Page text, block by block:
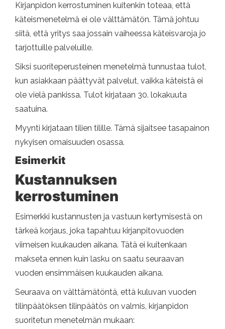
Kirjanpidon kerrostuminen kuitenkin toteaa, että
käteismenetelmä ei ole välttämätön. Tämä johtuu
siitä, että yritys saa jossain vaiheessa käteisvaroja jo
tarjottuille palveluille.
Siksi suoriteperusteinen menetelmä tunnustaa tulot,
kun asiakkaan päättyvät palvelut, vaikka käteistä ei
ole vielä pankissa. Tulot kirjataan 30. lokakuuta
saatuina.
Myynti kirjataan tilien tilille. Tämä sijaitsee tasapainon
nykyisen omaisuuden osassa.
Esimerkit
Kustannuksen
kerrostuminen
Esimerkki kustannusten ja vastuun kertymisestä on
tärkeä korjaus, joka tapahtuu kirjanpitovuoden
viimeisen kuukauden aikana. Tätä ei kuitenkaan
makseta ennen kuin lasku on saatu seuraavan
vuoden ensimmäisen kuukauden aikana.
Seuraava on välttämätöntä, että kuluvan vuoden
tilinpäätöksen tilinpäätös on valmis, kirjanpidon
suoritetun menetelmän mukaan: